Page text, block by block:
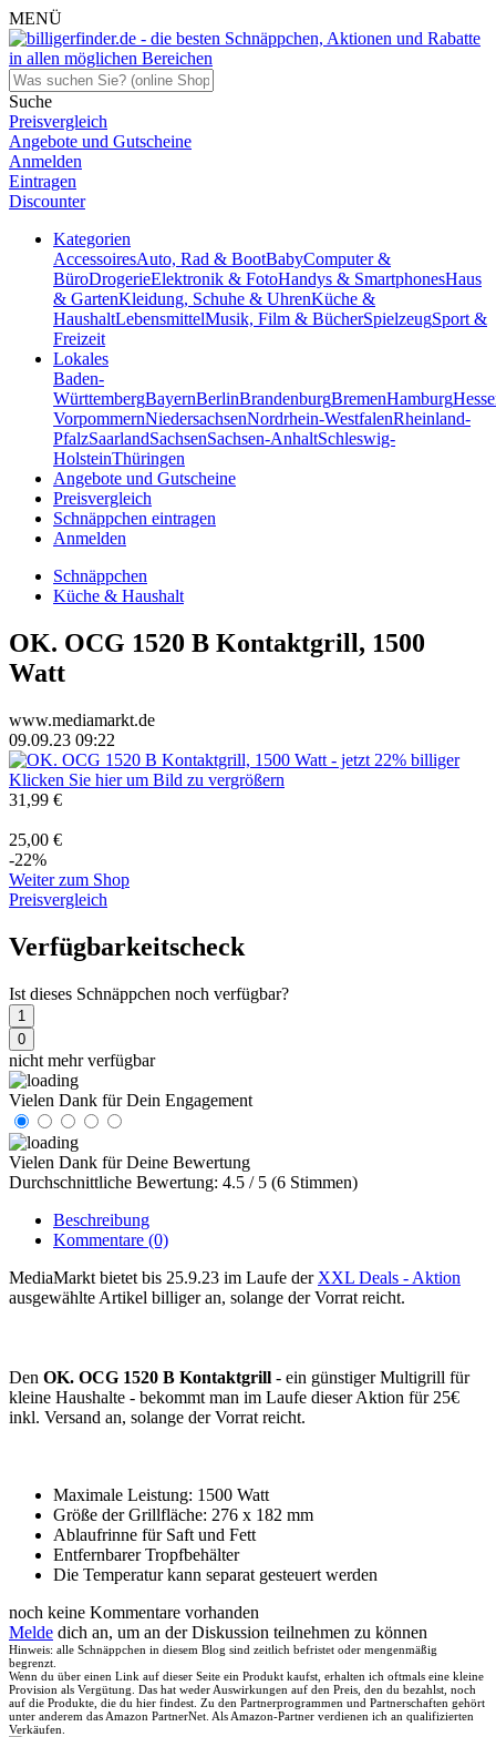
MENÜ
Suche
Preisvergleich
Angebote und Gutscheine
Anmelden
Eintragen
Discounter
Kategorien
AccessoiresAuto, Rad & BootBabyComputer &
BüroDrogerieElektronik & FotoHandys & SmartphonesHaus
& GartenKleidung, Schuhe & UhrenKüche &
HaushaltLebensmittelMusik, Film & BücherSpielzeugSport &
Freizeit
Lokales
Baden-
WürttembergBayernBerlinBrandenburgBremenHamburg
VorpommernNiedersachsenNordrhein-WestfalenRheinland-
PfalzSaarlandSachsenSachsen-AnhaltSchleswig-
HolsteinThüringen
Angebote und Gutscheine
Preisvergleich
Schnäppchen eintragen
Anmelden
Schnäppchen
Küche & Haushalt
OK. OCG 1520 B Kontaktgrill, 1500
Watt
www.mediamarkt.de
09.09.23 09:22
Klicken Sie hier um Bild zu vergrößern
31,99 €
25,00 €
-22%
Weiter zum Shop
Preisvergleich
Verfügbarkeitscheck
Ist dieses Schnäppchen noch verfügbar?
1
0
nicht mehr verfügbar
Vielen Dank für Dein Engagement
Vielen Dank für Deine Bewertung
Durchschnittliche Bewertung: 4.5 / 5 (6 Stimmen)
Beschreibung
Kommentare (0)
MediaMarkt bietet bis 25.9.23 im Laufe der XXL Deals - Aktion
ausgewählte Artikel billiger an, solange der Vorrat reicht.
Den OK. OCG 1520 B Kontaktgrill - ein günstiger Multigrill für
kleine Haushalte - bekommt man im Laufe dieser Aktion für 25€
inkl. Versand an, solange der Vorrat reicht.
Maximale Leistung: 1500 Watt
Größe der Grillfläche: 276 x 182 mm
Ablaufrinne für Saft und Fett
Entfernbarer Tropfbehälter
Die Temperatur kann separat gesteuert werden
noch keine Kommentare vorhanden
Melde dich an, um an der Diskussion teilnehmen zu können
Hinweis: alle Schnäppchen in diesem Blog sind zeitlich befristet oder mengenmäßig
begrenzt.
Wenn du über einen Link auf dieser Seite ein Produkt kaufst, erhalten ich oftmals eine kleine
Provision als Vergütung. Das hat weder Auswirkungen auf den Preis, den du bezahlst, noch
auf die Produkte, die du hier findest. Zu den Partnerprogrammen und Partnerschaften gehört
unter anderem das Amazon PartnerNet. Als Amazon-Partner verdienen ich an qualifizierten
Verkäufen.